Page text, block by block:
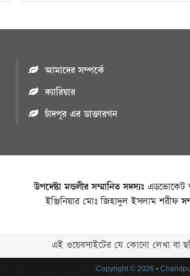
আমাদের সম্পর্কে
ক্যারিয়ার
চাঁদপুর এর ডাক্তারগন
উপদেষ্টা মন্ডলীর সম্মানিত সদস্যঃ এডভোকেট
ইঞ্জিনিয়ার মোঃ জিহাদুল ইসলাম শরীফ
এই ওয়েবসাইটের যে কোনো লেখা বা
Copyright © 2026 •